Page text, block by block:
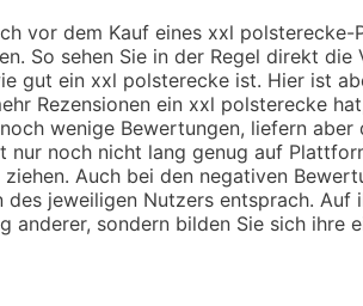
vor dem Kauf eines xxl
So sehen Sie in der Regel direkt
gut ein xxl polsterecke ist. Hier ist
Rezensionen ein xxl polsterecke
wenige Bewertungen, liefern
noch nicht lang genug auf
Auch bei den negativen
jeweiligen Nutzers entsprach.
anderer, sondern bilden Sie sich ihre